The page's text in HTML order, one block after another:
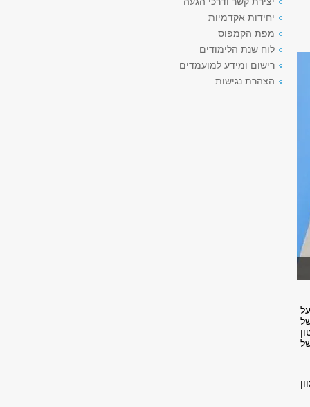
יחידות אקדמיות
מפת הקמפוס
לוח שנת הלימודים
רישום ומידע למועמדים
הצהרת נגישות